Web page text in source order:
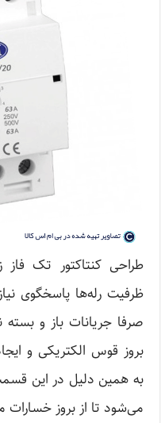
طراحی کنتاکتور تک
ظرفیت رله‌ها پاسخگوی
صرفا جریانات باز و
بروز قوس الکتریکی و
به همین دلیل در این
می‌شود تا از بروز